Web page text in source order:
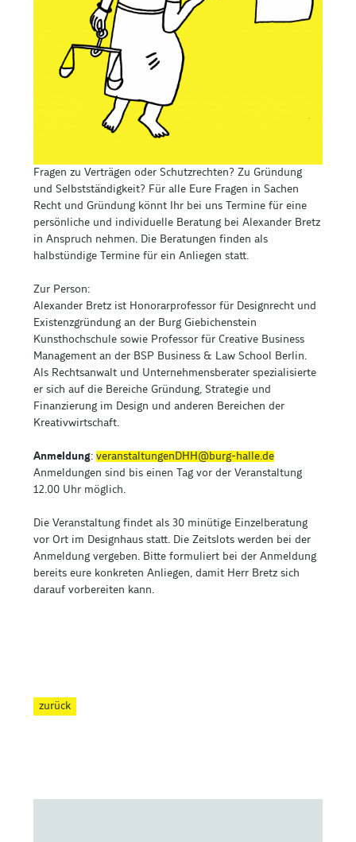
Fragen zu Verträgen oder Schutzrechten? Zu Gründung
und Selbstständigkeit? Für alle Eure Fragen in Sachen
Recht und Gründung könnt Ihr bei uns Termine für eine
persönliche und individuelle Beratung bei Alexander Bretz
in Anspruch nehmen. Die Beratungen finden als
halbstündige Termine für ein Anliegen statt.
Zur Person:
Alexander Bretz ist Honorarprofessor für Designrecht und
Existenzgründung an der Burg Giebichenstein
Kunsthochschule sowie Professor für Creative Business
Management an der BSP Business & Law School Berlin.
Als Rechtsanwalt und Unternehmensberater spezialisierte
er sich auf die Bereiche Gründung, Strategie und
Finanzierung im Design und anderen Bereichen der
Kreativwirtschaft.
Anmeldung: veranstaltungenDHH@burg-halle.de
Anmeldungen sind bis einen Tag vor der Veranstaltung
12.00 Uhr möglich.
Die Veranstaltung findet als 30 minütige Einzelberatung
vor Ort im Designhaus statt. Die Zeitslots werden bei der
Anmeldung vergeben. Bitte formuliert bei der Anmeldung
bereits eure konkreten Anliegen, damit Herr Bretz sich
darauf vorbereiten kann.
zurück